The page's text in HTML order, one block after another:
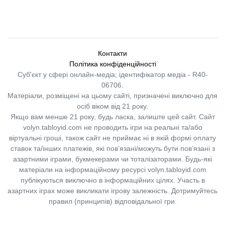
Контакти
Політика конфіденційності
Суб'єкт у сфері онлайн-медіа; ідентифікатор медіа - R40-
06706.
Матеріали, розміщені на цьому сайті, призначені виключно для
осіб віком від 21 року.
Якщо вам менше 21 року, будь ласка, залиште цей сайт. Сайт
volyn.tabloyid.com не проводить ігри на реальні та/або
віртуальні гроші, також сайт не приймає ні в якій формі оплату
ставок та/інших платежів, які пов’язані/можуть бути пов’язані з
азартними іграми, букмекерами чи тоталізаторами. Будь-які
матеріали на інформаційному ресурсі volyn.tabloyid.com
публікуються виключно в інформаційних цілях. Участь в
азартних іграх може викликати ігрову залежність. Дотримуйтесь
правил (принципів) відповідальної гри.